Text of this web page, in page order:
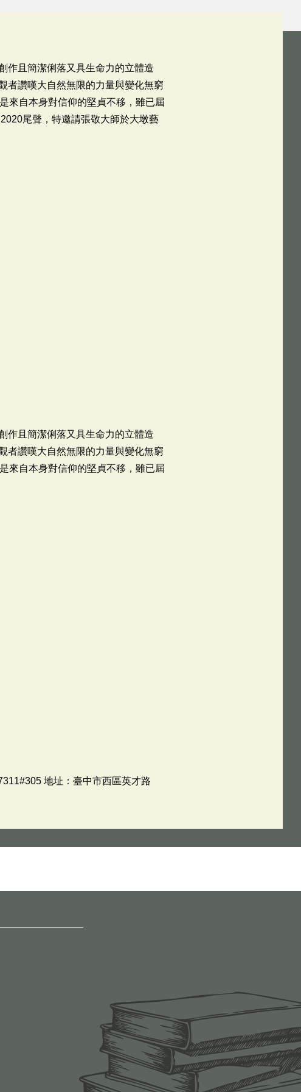
作且簡潔俐落又具生命力的立體造
者讚嘆大自然無限的力量與變化無窮
來自本身對信仰的堅貞不移，雖已屆
尾聲，特邀請張敬大師於大墩藝
作且簡潔俐落又具生命力的立體造
者讚嘆大自然無限的力量與變化無窮
來自本身對信仰的堅貞不移，雖已屆
地址：臺中市西區英才路